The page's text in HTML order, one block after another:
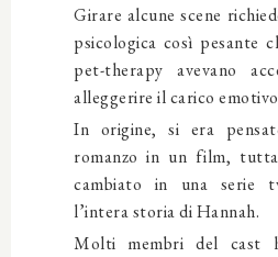
Girare alcune scene
psicologica così pesante
pet-therapy avevano
alleggerire il carico
In origine, si era
romanzo in un film,
cambiato in una serie
l’intera storia di Hannah.
Molti membri del cast